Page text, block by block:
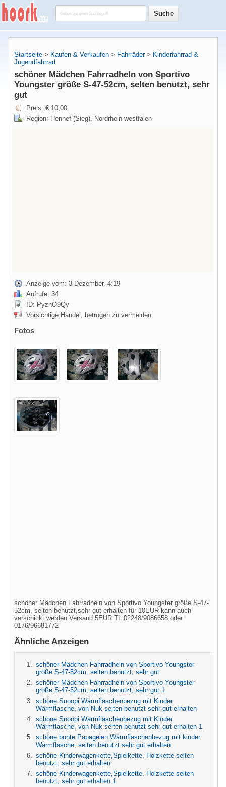
Startseite > Kaufen & Verkaufen > Fahrräder> Kinderfahrrad &
Jugendfahrrad
schöner Mädchen Fahrradheln von Sportivo
Youngster größe S-47-52cm, selten benutzt, sehr
gut
Preis: € 10,00
Region: Hennef (Sieg), Nordrhein-westfalen
Anzeige vom: 3 Dezember, 4:19
Aufrufe: 34
ID: PyznO9Qy
Vorsichtige Handel, betrogen zu vermeiden.
Fotos
schöner Mädchen Fahrradheln von Sportivo Youngster größe S-47-
52cm, selten benutzt,sehr gut erhalten für 10EUR kann auch
verschickt werden Versand 5EUR TL:02248/9086658 oder
0176/96681772
Ähnliche Anzeigen
schöner Mädchen Fahrradheln von Sportivo Youngster
größe S-47-52cm, selten benutzt, sehr gut
schöner Mädchen Fahrradheln von Sportivo Youngster
größe S-47-52cm, selten benutzt, sehr gut 1
schöne Snoopi Wärmflaschenbezug mit Kinder
Wärmflasche, von Nuk selten benutzt sehr gut erhalten
schöne Snoopi Wärmflaschenbezug mit Kinder
Wärmflasche, von Nuk selten benutzt sehr gut erhalten 1
schöne bunte Papageien Wärmflaschenbezug mit kinder
Wärmflasche, selten benutzt sehr gut erhalten
schöne Kinderwagenkette,Spielkette, Holzkette selten
benutzt, sehr gut erhalten
schöne Kinderwagenkette,Spielkette, Holzkette selten
benutzt, sehr gut erhalten 1